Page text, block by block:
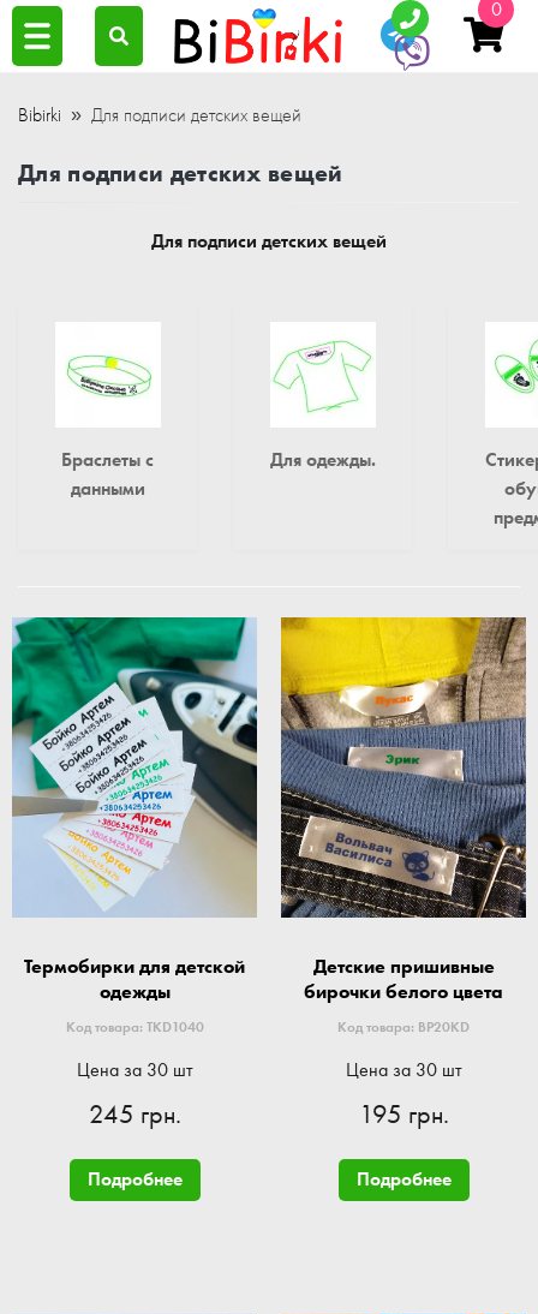
0
Bibirki Для подписи детских вещей
Для подписи детских вещей
Для подписи детских вещей
Браслеты с
данными
Для одежды.
Термобирки для детской
одежды
Код товара: TKD1040
Цена за 30 шт
245 грн.
Подробнее
Детские пришивные
бирочки белого цвета
Код товара: BP20KD
Цена за 30 шт
195 грн.
Подробнее